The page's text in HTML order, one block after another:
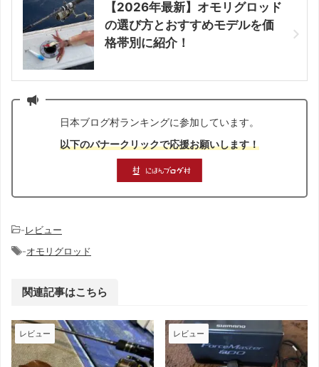
【2026年最新】オモリグロッド
の選び方とおすすめモデルを価
格帯別に紹介！
日本ブログ村ランキングに参加しています。
以下のバナークリックで応援お願いします！
-レビュー
-オモリグロッド
関連記事はこちら
レビュー レビュー